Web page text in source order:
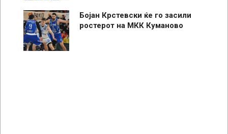
Бојан Крстевски ќе го засили
ростерот на МКК Куманово